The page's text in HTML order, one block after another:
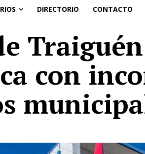
DIRECTORIO CONTACTO
con